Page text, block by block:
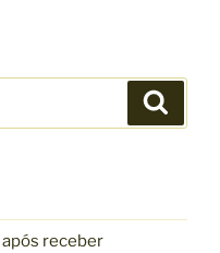
s
r
após receber